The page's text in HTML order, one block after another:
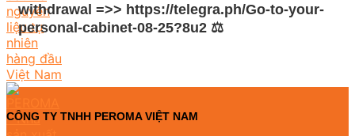
withdrawal =>> https://telegra.ph/Go-to-your-
personal-cabinet-08-25?8u2 ⚖
CÔNG TY TNHH PEROMA VIỆT NAM